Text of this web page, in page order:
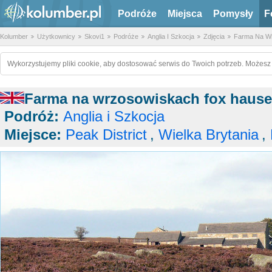
Podróże Miejsca Pomysły
Kolumber Użytkownicy Skovi1 Podróże Anglia I Szkocja Zdjęcia Farma Na
Wykorzystujemy pliki cookie, aby dostosować serwis do Twoich potrzeb.
Farma na wrzosowiskach fox hause
Podróż: Anglia i Szkocja
Miejsce: Peak District , Wielka Brytania ,